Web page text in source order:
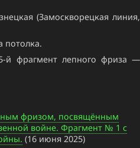
(Замоскворецкая линия,
потолка.
й фрагмент лепного фриза —
фризом, посвящённым
войне. Фрагмент № 1 с
(16 июня 2025)